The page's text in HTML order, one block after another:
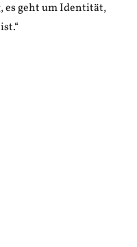
es geht um Identität,